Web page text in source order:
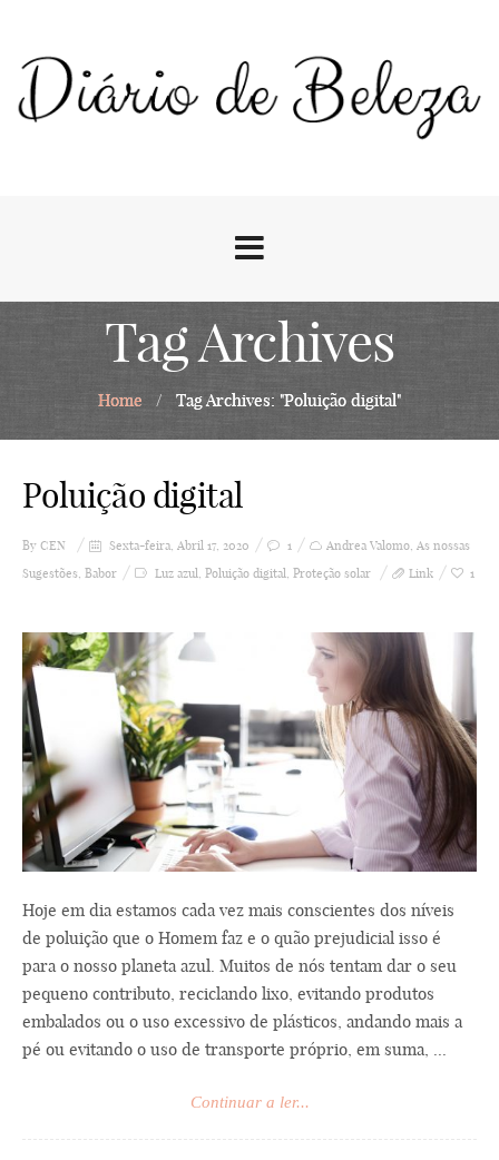
Tag Archives
Home / Tag Archives: "Poluição digital"
Poluição digital
By CEN Sexta-feira, Abril 17, 2020 1 Andrea Valomo, As nossas
Sugestões, Babor Luz azul, Poluição digital, Proteção solar Link 1
Hoje em dia estamos cada vez mais conscientes dos níveis
de poluição que o Homem faz e o quão prejudicial isso é
para o nosso planeta azul. Muitos de nós tentam dar o seu
pequeno contributo, reciclando lixo, evitando produtos
embalados ou o uso excessivo de plásticos, andando mais a
pé ou evitando o uso de transporte próprio, em suma, ...
Continuar a ler...